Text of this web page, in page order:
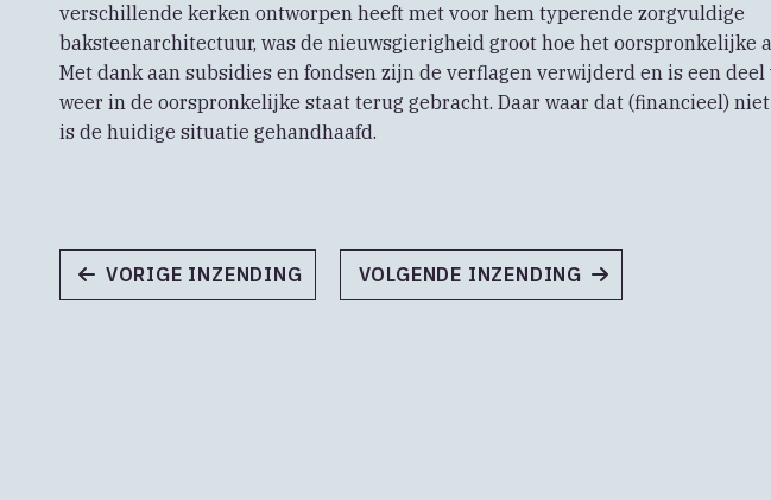
verschillende kerken ontworpen heeft met voor hem typerende zorgvuldige
baksteenarchitectuur, was de nieuwsgierigheid groot hoe het oorspronkelijke
Met dank aan subsidies en fondsen zijn de verflagen verwijderd en is een deel
weer in de oorspronkelijke staat terug gebracht. Daar waar dat (financieel)
is de huidige situatie gehandhaafd.
VORIGE INZENDING VOLGENDE INZENDING